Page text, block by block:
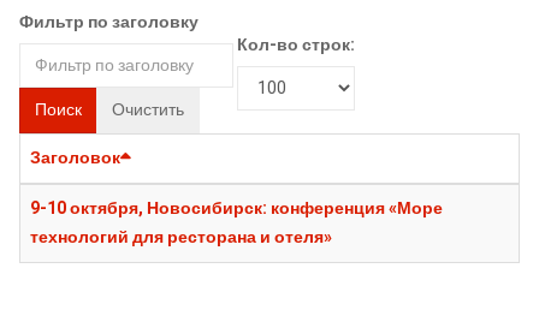
Фильтр по заголовку
Поиск Очистить
Кол-во строк:
Заголовок
9-10 октября, Новосибирск: конференция «Море
технологий для ресторана и отеля»